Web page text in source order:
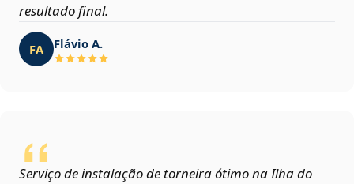
resultado final.
FA Flávio A.
Serviço de instalação de torneira ótimo na Ilha do